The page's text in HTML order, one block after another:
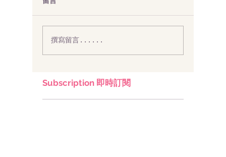
撰寫留言......
Subscription 即時訂閱